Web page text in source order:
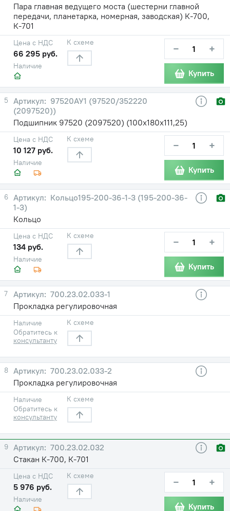
Пара главная ведущего моста (шестерни главной
передачи, планетарка, номерная, заводская) К-700,
К-701
Наличие
Цена с НДС
66 295 руб.
К схеме − +
Купить
5
97520АУ1 (97520/352220
(2097520))
Подшипник 97520 (2097520) (100х180х111,25)
Наличие
Цена с НДС
10 127 руб.
К схеме − +
Купить
6
Кольцо195-200-36-1-3 (195-200-36-
1-3)
Кольцо
Наличие
Цена с НДС
134 руб.
К схеме − +
Купить
7
700.23.02.033-1
Прокладка регулировочная
Наличие
Обратитесь к
консультанту
К схеме
8
700.23.02.033-2
Прокладка регулировочная
Наличие
Обратитесь к
консультанту
К схеме
9
700.23.02.032
Стакан К-700, К-701
Наличие
Цена с НДС
5 976 руб.
К схеме − +
Купить